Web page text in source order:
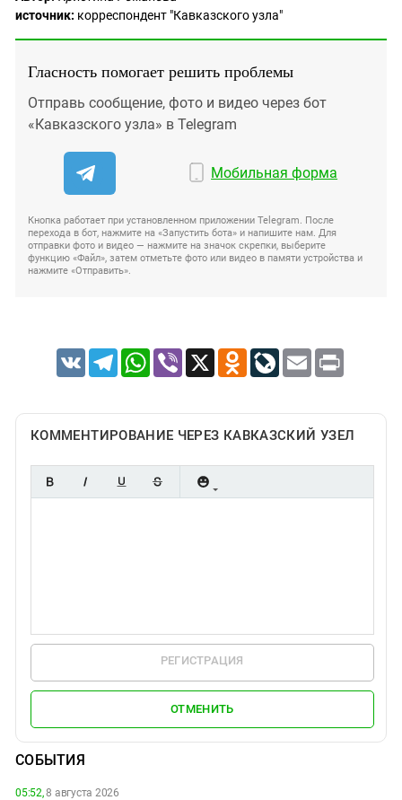
источник: корреспондент "Кавказского узла"
Гласность помогает решить проблемы
Отправь сообщение, фото и видео через бот
«Кавказского узла» в Telegram
Мобильная форма
Кнопка работает при установленном приложении Telegram. После
перехода в бот, нажмите на «Запустить бота» и напишите нам. Для
отправки фото и видео — нажмите на значок скрепки, выберите
функцию «Файл», затем отметьте фото или видео в памяти устройства и
нажмите «Отправить».
VK TelegramWhatsApp
Viber X Odnoklassniki
LiveJournal
Email Print
КОММЕНТИРОВАНИЕ ЧЕРЕЗ КАВКАЗСКИЙ УЗЕЛ
РЕГИСТРАЦИЯ
ОТМЕНИТЬ
СОБЫТИЯ
05:52,8 августа 2026